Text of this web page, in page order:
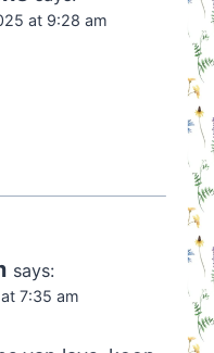
at 9:28 am
says:
7:35 am